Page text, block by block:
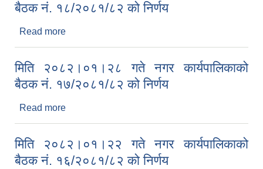
बैठक नं. १८/२०८१/८२ को निर्णय
Read more
मिति २०८२।०१।२८ गते नगर कार्यपालिकाको
बैठक नं. १७/२०८१/८२ को निर्णय
Read more
मिति २०८२।०१।२२ गते नगर कार्यपालिकाको
बैठक नं. १६/२०८१/८२ को निर्णय